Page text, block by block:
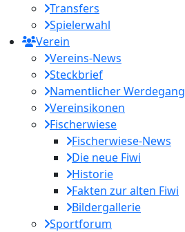
Transfers
Spielerwahl
Verein
Vereins-News
Steckbrief
Namentlicher Werdegang
Vereinsikonen
Fischerwiese
Fischerwiese-News
Die neue Fiwi
Historie
Fakten zur alten Fiwi
Bildergallerie
Sportforum